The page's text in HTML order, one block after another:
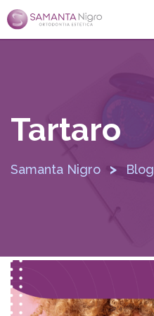
Tartaro
Samanta Nigro > Blog